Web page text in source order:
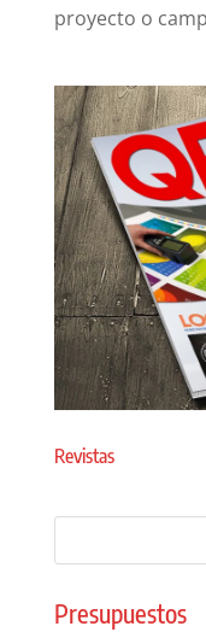
proyecto o
Revistas
Presupuestos